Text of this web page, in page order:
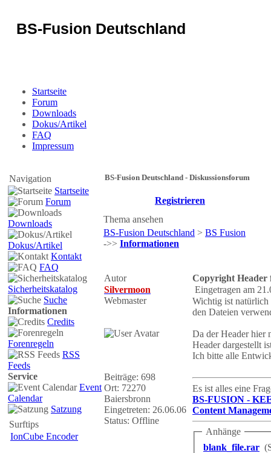
BS-Fusion Deutschland
Startseite
Forum
Downloads
Dokus/Artikel
FAQ
Impressum
Navigation
Startseite
Forum
Downloads
Dokus/Artikel
Kontakt
FAQ
Sicherheitskatalog
Suche
Informationen
Credits
Forenregeln
RSS
Feeds
Service
Event
Calendar
Satzung
Surftips
IonCube Encoder
BS-Fusion Deutschland - Diskussionsforum
Registrieren
Thema ansehen
BS-Fusion Deutschland > BS Fusion
->> Informationen
Autor
Copyright Header
Silvermoon
Webmaster
Beiträge: 698
Ort: 72270
Baiersbronn
Eingetreten: 26.06.06
Status: Offline
Eingetragen am
Wichtig ist natürlich
den Dateien
Da der Header hier
Header dargestellt
Ich bitte alle
Es ist alles eine
BS-FUSION -
Content
Anhänge
blank_file.rar